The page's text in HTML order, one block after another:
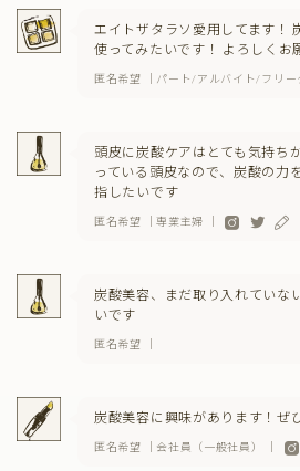
エイトザタラソ愛用してます！
使ってみたいです！ よろしくお
匿名希望 ｜パート/アルバイト/フリー
頭皮に炭酸ケアはとても気持ち
っている頭皮なので、炭酸の力
指したいです
匿名希望 ｜専業主婦 ｜
炭酸美容、まだ取り入れていな
いです
匿名希望 ｜
炭酸美容に興味があります！ぜ
匿名希望 ｜会社員（一般社員） ｜